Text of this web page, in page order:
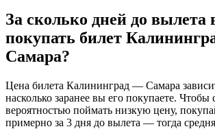
За сколько дней до вылета
покупать билет
Самара?
Цена билета Калининград — Самара
насколько заранее вы его покупаете. Чтобы
вероятностью поймать низкую цену,
примерно за 3 дня до вылета — тогда